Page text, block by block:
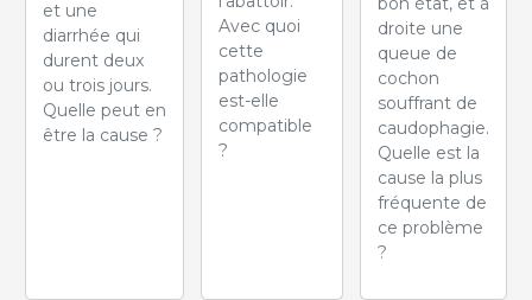
et une
diarrhée qui
durent deux
ou trois jours.
Quelle peut en
être la cause ?
Avec quoi
cette
pathologie
est-elle
compatible
?
droite une
queue de
cochon
souffrant de
caudophagie.
Quelle est la
cause la plus
fréquente de
ce problème
?